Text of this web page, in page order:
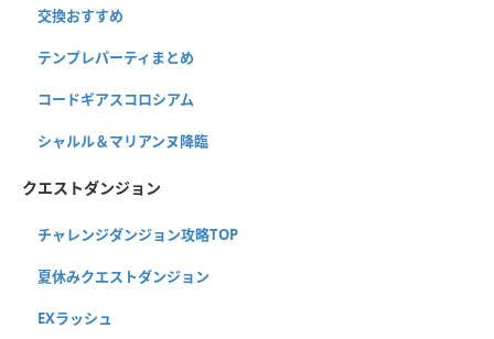
交換おすすめ
テンプレパーティまとめ
コードギアスコロシアム
シャルル＆マリアンヌ降臨
クエストダンジョン
チャレンジダンジョン攻略TOP
夏休みクエストダンジョン
EXラッシュ